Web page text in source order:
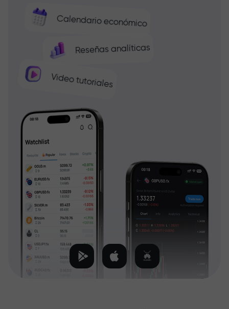
Calendario económico
Reseñas analíticas
Video tutoriales